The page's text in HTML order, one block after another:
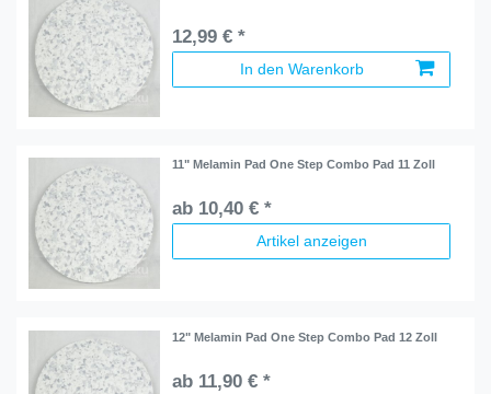
12,99 € *
In den Warenkorb
11" Melamin Pad One Step Combo Pad 11 Zoll
ab 10,40 € *
Artikel anzeigen
12" Melamin Pad One Step Combo Pad 12 Zoll
ab 11,90 € *